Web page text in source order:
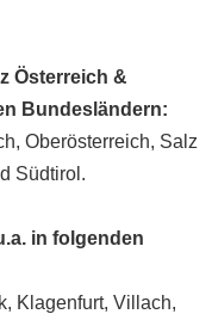
Österreich &
Bundesländern:
, Oberösterreich, Salz
Südtirol .
in folgenden
, Klagenfurt, Villach,